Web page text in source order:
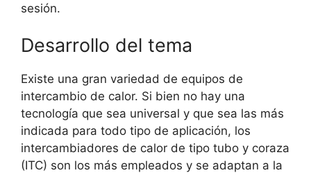
sesión.
Desarrollo del tema
Existe una gran variedad de equipos de
intercambio de calor. Si bien no hay una
tecnología que sea universal y que sea las más
indicada para todo tipo de aplicación, los
intercambiadores de calor de tipo tubo y coraza
(ITC) son los más empleados y se adaptan a la